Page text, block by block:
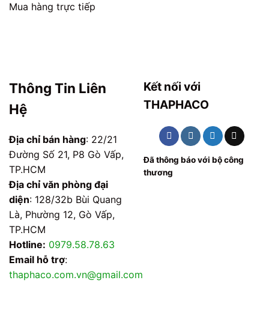
Mua hàng trực tiếp
Thông Tin Liên
Hệ
Địa chỉ bán hàng: 22/21
Đường Số 21, P8 Gò Vấp,
TP.HCM
Địa chỉ văn phòng đại
diện: 128/32b Bùi Quang
Là, Phường 12, Gò Vấp,
TP.HCM
Hotline: 0979.58.78.63
Email hỗ trợ:
thaphaco.com.vn@gmail.com
Kết nối với
THAPHACO
Đã thông báo với bộ công
thương